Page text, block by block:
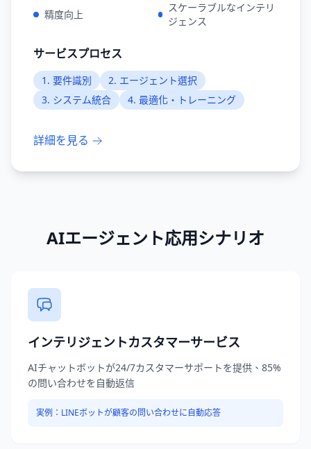
精度向上
スケーラブルなインテリ
ジェンス
サービスプロセス
1 . 要件識別 2. エージェント選択
3. システム統合 4. 最適化・トレーニング
詳細を見る
AIエージェント応用シナリオ
インテリジェントカスタマーサービス
AIチャットボットが24/7カスタマーサポートを提供、85%
の問い合わせを自動返信
実例： LINEボットが顧客の問い合わせに自動応答